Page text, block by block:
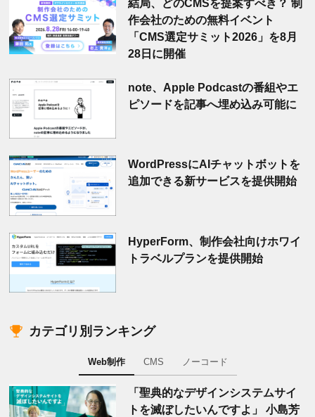
結局、どのCMSを提案すべき？ 制
作会社のための無料イベント
「CMS選定サミット2026」を8月
28日に開催
note、Apple Podcastの番組やエ
ピソードを記事へ埋め込み可能に
WordPressにAIチャットボットを
追加できる新サービスを提供開始
HyperForm、制作会社向けホワイ
トラベルプランを提供開始
カテゴリ別ランキング
Web制作 CMS ノーコード
「聖典的なデザインシステムサイ
トを滅ぼしたいんですよ」 小島芳